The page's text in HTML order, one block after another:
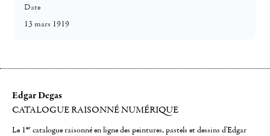
Date
13 mars 1919
Edgar Degas
CATALOGUE RAISONNÉ NUMÉRIQUE
Le 1er catalogue raisonné en ligne des peintures, pastels et dessins d'Edgar